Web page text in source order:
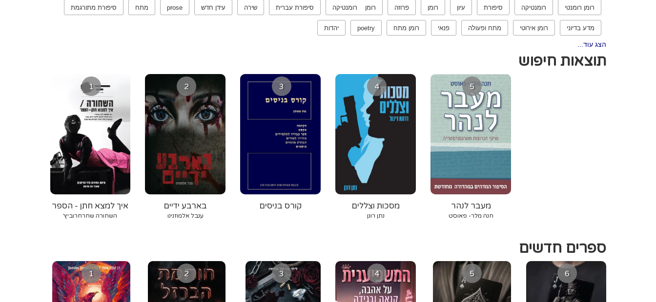
רומן רומנטי רומנטיקה סיפורת עיון רומן פרוזה רומן רומנטיקה סיפורת עברית שירה עידן חדש prose מתח סיפורת מתורגמת
מדע בדיוני רומן אירוטי מתח ופעולה פנאי רומן מתח poetry יהדות
הצג עוד...
תוצאות חיפוש
1
איך למצא חתן - הספר
השחורה שחרחרוביץ׳
2
בארבע ידיים
ענבל אלמוזנינו
3
קורס בניסים
4
מסכות וצללים
נתן רונן
5
מעבר לנהר
חנה מלר- פאוסט
ספרים חדשים
1 2 3 4 5 6